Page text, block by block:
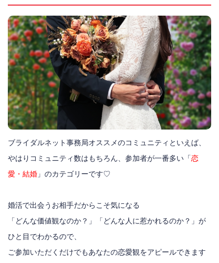
ブライダルネット事務局オススメのコミュニティといえば、
やはりコミュニティ数はもちろん、参加者が一番多い「恋
愛・結婚 」のカテゴリーです♡
婚活で出会うお相手だからこそ気になる
「どんな価値観なのか？」「どんな人に惹かれるのか？」が
ひと目でわかるので、
ご参加いただくだけでもあなたの恋愛観をアピールできます